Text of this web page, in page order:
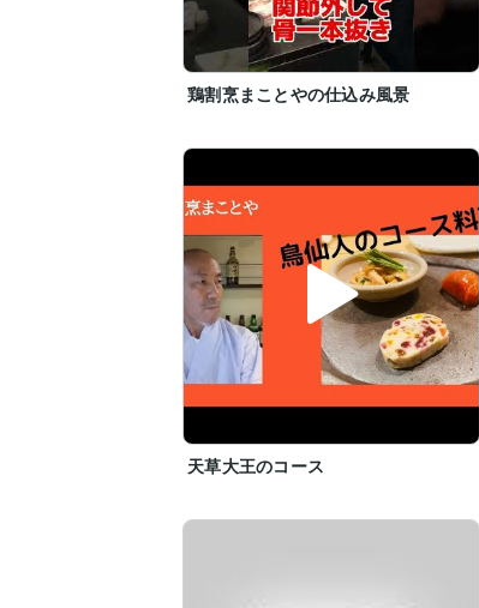
鶏割烹まことやの仕込み風景
天草大王のコース